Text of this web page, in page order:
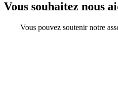
Vous souhaitez nous
Vous pouvez soutenir notre